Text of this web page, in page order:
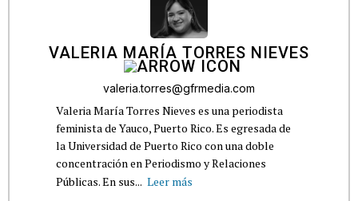
VALERIA MARÍA TORRES NIEVES
valeria.torres@gfrmedia.com
Valeria María Torres Nieves es una periodista
feminista de Yauco, Puerto Rico. Es egresada de
la Universidad de Puerto Rico con una doble
concentración en Periodismo y Relaciones
Públicas. En sus... Leer más